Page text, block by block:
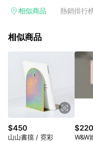
回饋訂單不得享有 Pinkoi 站
行為，不具贈點資格，部分
貨後 45 天後發送。 8. 群眾
運費，攤位費等不具贈點資
顏色、價位、贈品如與
Pinkoi 購物商品資訊頁及購
則請以點數紅包活動說明為
頁面後才首次下載 Pinkoi
上，首次下載 Pinkoi APP
面，方享導購資格。
相似商品 熱銷排行
相似商品
$450
山山書擋 / 霓彩
$220
W&W